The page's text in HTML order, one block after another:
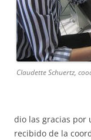
Claudette Schuertz,
dio las gracias por
recibido de la